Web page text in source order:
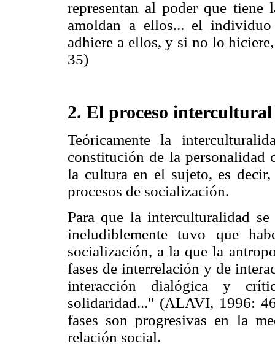
representan al poder que tiene
amoldan a ellos... el
adhiere a ellos, y si no lo
35)
2. El proceso intercultural
Teóricamente la
constitución de la personalidad
la cultura en el sujeto, es
procesos de socialización.
Para que la interculturalidad
ineludiblemente tuvo que
socialización, a la que la
fases de interrelación y de
interacción dialógica y
solidaridad..." (ALAVI, 1996:
fases son progresivas en la
relación social.